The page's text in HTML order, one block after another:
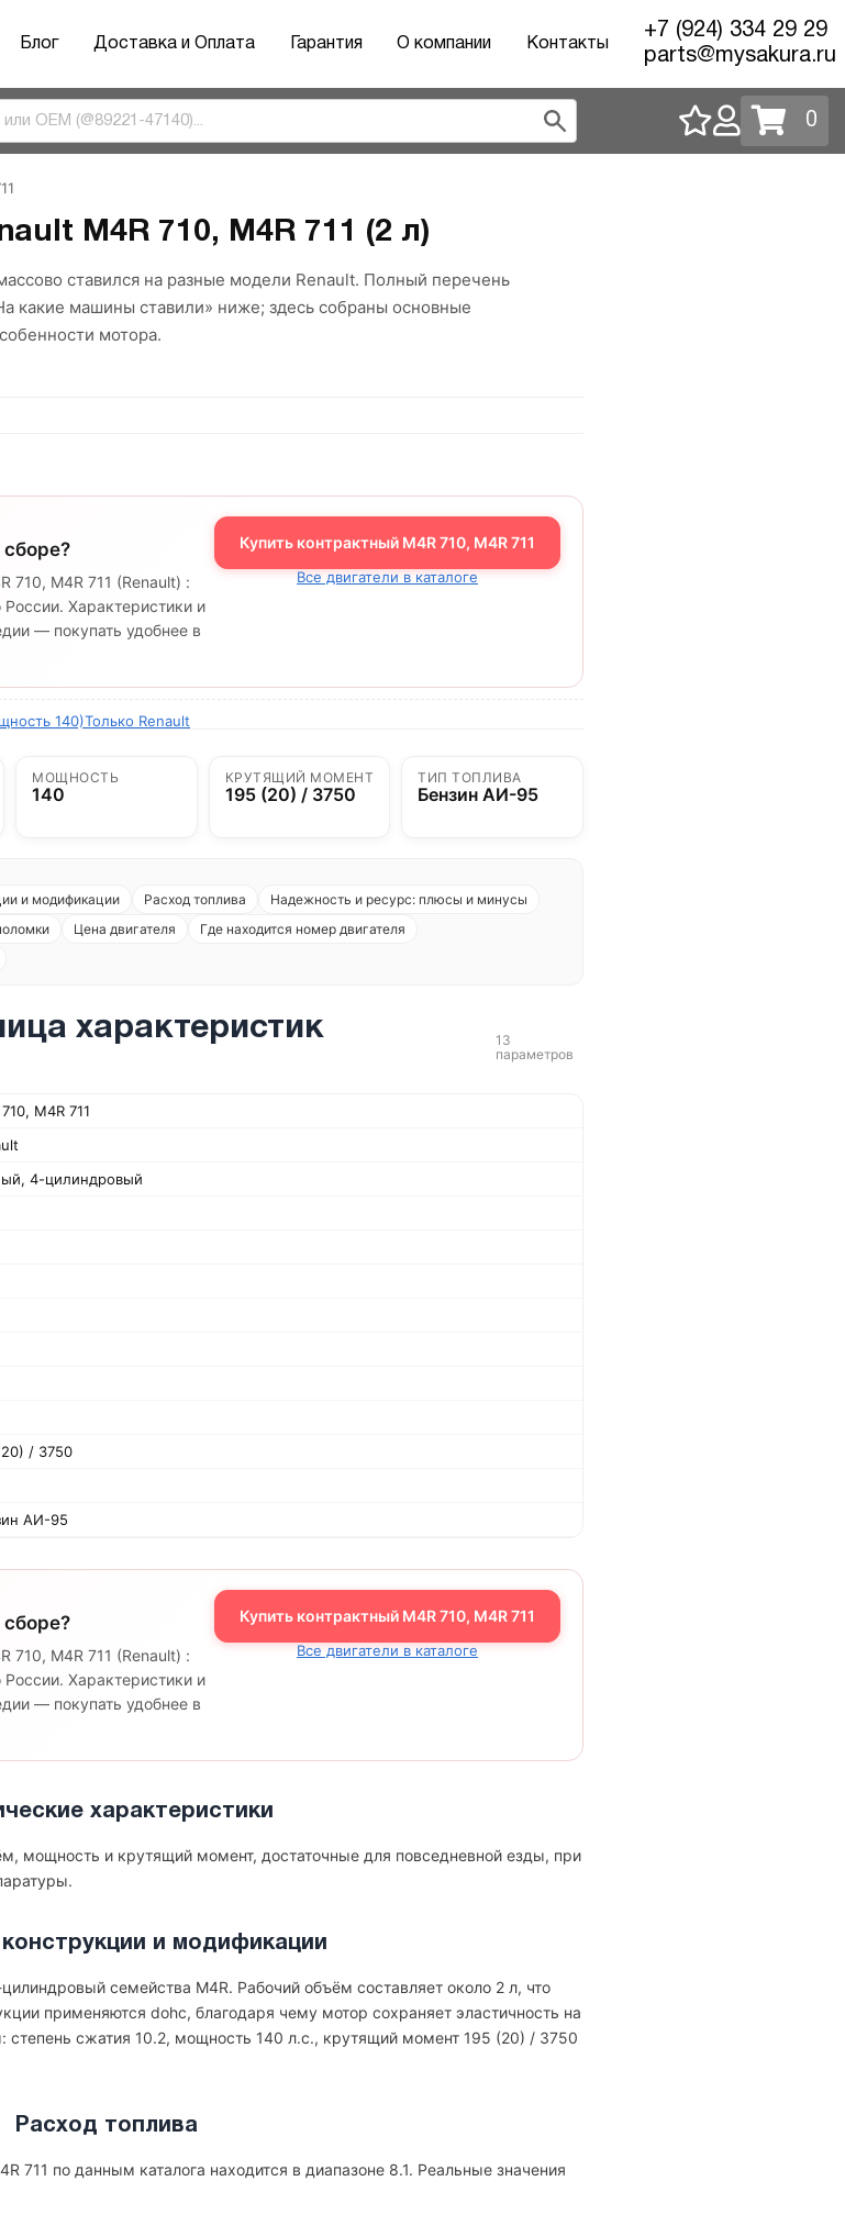
Блог Доставка и Оплата Гарантия О компании Контакты
+7 (924) 334 29 29
parts@mysakura.ru
0
M4R 710, M4R 711 (2 л)
ставился на разные модели Renault. Полный перечень
какие машины ставили» ниже; здесь собраны основные
мотора.
сборе?
710, M4R 711 (Renault) :
Характеристики и
— покупать удобнее в
Купить контрактный M4R 710, M4R 711
Все двигатели в каталоге
140)Только Renault
МОЩНОСТЬ
140
КРУТЯЩИЙ МОМЕНТ
195 (20) / 3750
ТИП ТОПЛИВА
Бензин АИ-95
и модификации Расход топлива
Надежность и ресурс: плюсы и минусы
Цена двигателя
Где находится номер двигателя
характеристик
13
параметров
M4R 711
4-цилиндровый
/ 3750
АИ-95
сборе?
710, M4R 711 (Renault) :
Характеристики и
— покупать удобнее в
Купить контрактный M4R 710, M4R 711
Все двигатели в каталоге
характеристики
мощность и крутящий момент, достаточные для повседневной езды, при
и модификации
семейства M4R. Рабочий объём составляет около 2 л, что
применяются dohc, благодаря чему мотор сохраняет эластичность на
сжатия 10.2, мощность 140 л.с., крутящий момент 195 (20) / 3750
Расход топлива
711 по данным каталога находится в диапазоне 8.1. Реальные значения